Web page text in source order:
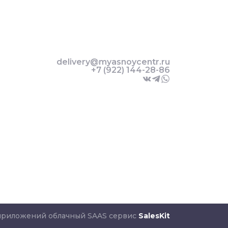
delivery@myasnoycentr.ru
+7 (922) 144-28-86
облачный SAAS сервис SalesKit